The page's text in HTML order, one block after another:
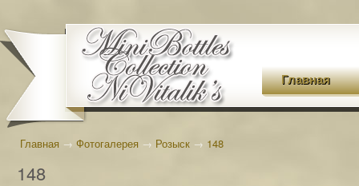
Главная
Главная → Фотогалерея → Розыск → 148
148